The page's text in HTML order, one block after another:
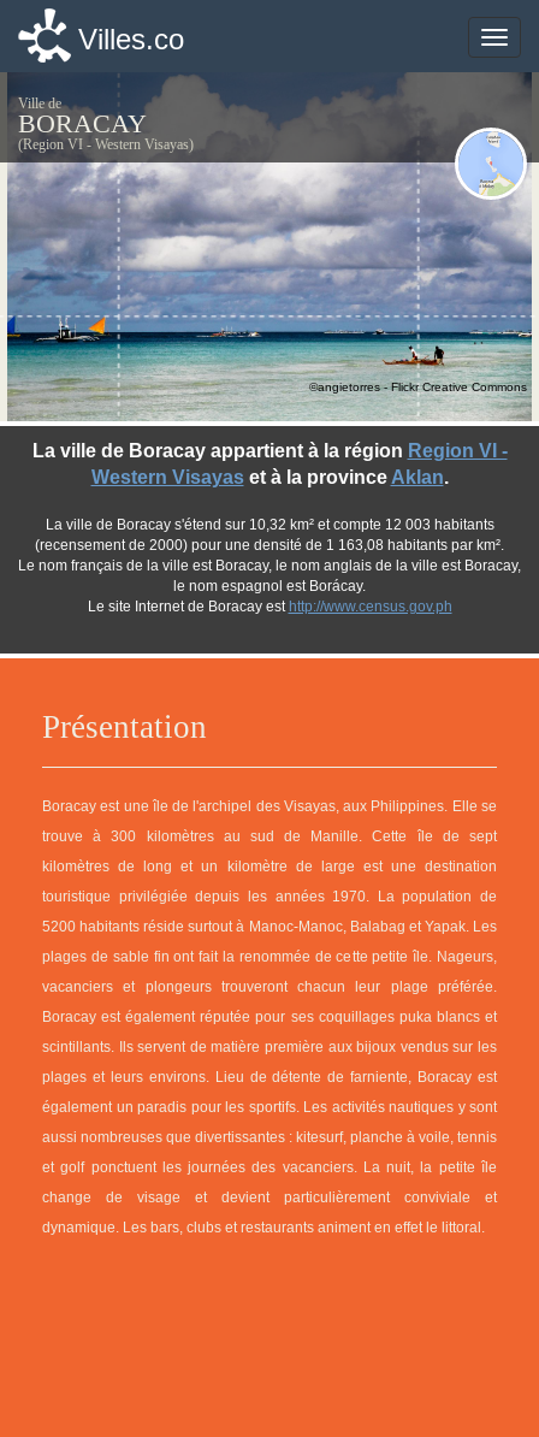
Toggle
Villes.co
Ville de
BORACAY
(Region VI - Western Visayas)
Présentation
Boracay est une île de l'archipel des Visayas, aux Philippines. Elle se
trouve à 300 kilomètres au sud de Manille. Cette île de sept
kilomètres de long et un kilomètre de large est une destination
touristique privilégiée depuis les années 1970. La population de
5200 habitants réside surtout à Manoc-Manoc, Balabag et Yapak. Les
plages de sable fin ont fait la renommée de cette petite île. Nageurs,
vacanciers et plongeurs trouveront chacun leur plage préférée.
Boracay est également réputée pour ses coquillages puka blancs et
scintillants. Ils servent de matière première aux bijoux vendus sur les
plages et leurs environs. Lieu de détente de farniente, Boracay est
également un paradis pour les sportifs. Les activités nautiques y sont
aussi nombreuses que divertissantes : kitesurf, planche à voile, tennis
et golf ponctuent les journées des vacanciers. La nuit, la petite île
change de visage et devient particulièrement conviviale et
dynamique. Les bars, clubs et restaurants animent en effet le littoral.
La ville de Boracay appartient à la région Region VI -
Western Visayaset à la province Aklan.
La ville de Boracay s'étend sur 10,32 km² et compte 12 003 habitants
(recensement de 2000) pour une densité de 1 163,08 habitants par km².
Le nom français de la ville est Boracay, le nom anglais de la ville est Boracay,
le nom espagnol est Borácay.
Le site Internet de Boracay est http://www.census.gov.ph
©angietorres - Flickr Creative Commons
Toggle
Villes.co